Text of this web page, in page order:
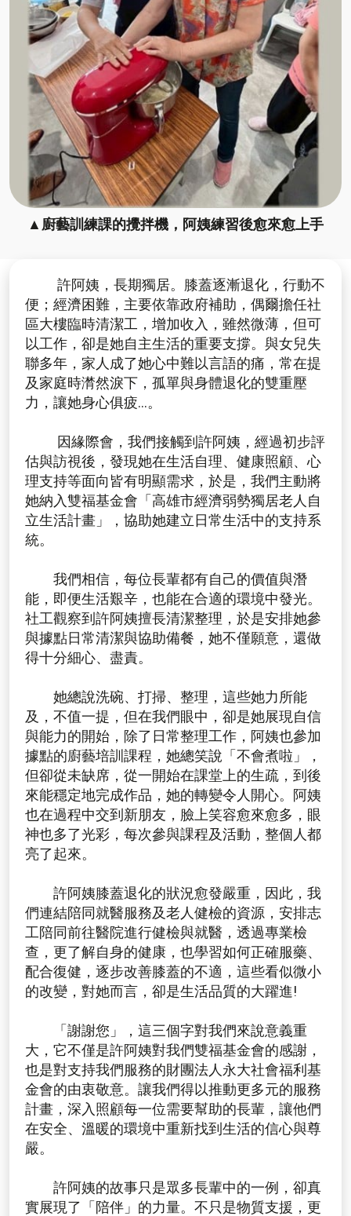
▲廚藝訓練課的攪拌機，阿姨練習後愈來愈上手
許阿姨，長期獨居。膝蓋逐漸退化，行動不
便；經濟困難，主要依靠政府補助，偶爾擔任社
區大樓臨時清潔工，增加收入，雖然微薄，但可
以工作，卻是她自主生活的重要支撐。與女兒失
聯多年，家人成了她心中難以言語的痛，常在提
及家庭時潸然淚下，孤單與身體退化的雙重壓
力，讓她身心俱疲…。
因緣際會，我們接觸到許阿姨，經過初步評
估與訪視後，發現她在生活自理、健康照顧、心
理支持等面向皆有明顯需求，於是，我們主動將
她納入雙福基金會「高雄市經濟弱勢獨居老人自
立生活計畫」，協助她建立日常生活中的支持系
統。
我們相信，每位長輩都有自己的價值與潛
能，即便生活艱辛，也能在合適的環境中發光。
社工觀察到許阿姨擅長清潔整理，於是安排她參
與據點日常清潔與協助備餐，她不僅願意，還做
得十分細心、盡責。
她總說洗碗、打掃、整理，這些她力所能
及，不值一提，但在我們眼中，卻是她展現自信
與能力的開始，除了日常整理工作，阿姨也參加
據點的廚藝培訓課程，她總笑說「不會煮啦」，
但卻從未缺席，從一開始在課堂上的生疏，到後
來能穩定地完成作品，她的轉變令人開心。阿姨
也在過程中交到新朋友，臉上笑容愈來愈多，眼
神也多了光彩，每次參與課程及活動，整個人都
亮了起來。
許阿姨膝蓋退化的狀況愈發嚴重，因此，我
們連結陪同就醫服務及老人健檢的資源，安排志
工陪同前往醫院進行健檢與就醫，透過專業檢
查，更了解自身的健康，也學習如何正確服藥、
配合復健，逐步改善膝蓋的不適，這些看似微小
的改變，對她而言，卻是生活品質的大躍進!
「謝謝您」，這三個字對我們來說意義重
大，它不僅是許阿姨對我們雙福基金會的感謝，
也是對支持我們服務的財團法人永大社會福利基
金會的由衷敬意。讓我們得以推動更多元的服務
計畫，深入照顧每一位需要幫助的長輩，讓他們
在安全、溫暖的環境中重新找到生活的信心與尊
嚴。
許阿姨的故事只是眾多長輩中的一例，卻真
實展現了「陪伴」的力量。不只是物質支援，更